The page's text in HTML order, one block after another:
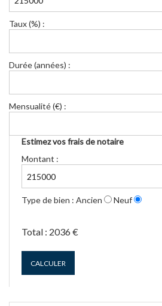
Taux (%) :
Durée (années) :
Mensualité (€) :
Estimez vos frais de notaire
Montant :
Type de bien : Ancien Neuf
Total : 2036 €
CALCULER